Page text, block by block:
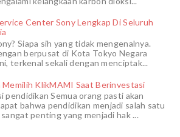
Center Sony Lengkap Di Seluruh
Siapa sih yang tidak mengenalnya.
berpusat di Kota Tokyo Negara
terkenal sekali dengan menciptak...
Memilih KlikMAMI Saat Berinvestasi
pendidikan Semua orang pasti akan
bahwa pendidikan menjadi salah satu
penting yang menjadi hak ...